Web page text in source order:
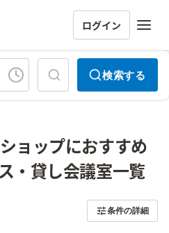
ログイン
検索する
ョップにおすすめ
・貸し会議室一覧
条件の詳細